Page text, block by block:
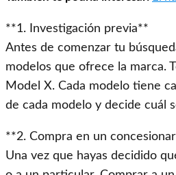
**1. Investigación previa**
Antes de comenzar tu
modelos que ofrece la marca.
Model X. Cada modelo tiene
de cada modelo y decide cuál
**2. Compra en un
Una vez que hayas decidido